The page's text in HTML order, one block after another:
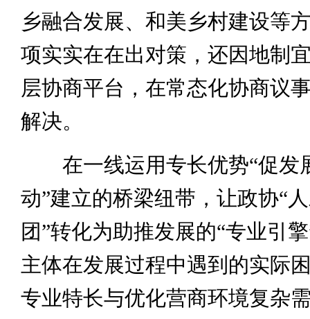
乡融合发展、和美乡村建设等
项实实在在出对策，还因地制
层协商平台，在常态化协商议
解决。
在一线运用专长优势“促发
动”建立的桥梁纽带，让政协“
团”转化为助推发展的“专业引
主体在发展过程中遇到的实际
专业特长与优化营商环境复杂